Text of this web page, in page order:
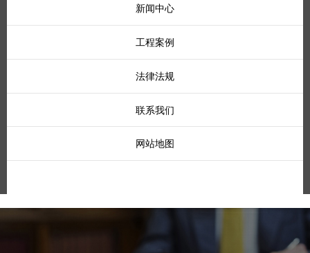
新闻中心
工程案例
法律法规
联系我们
网站地图